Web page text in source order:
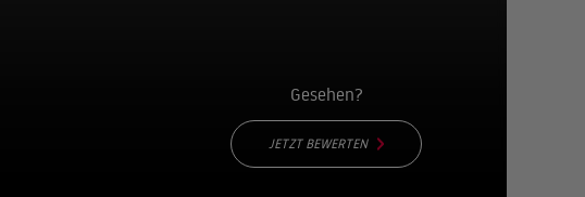
Gesehen?
JETZT BEWERTEN